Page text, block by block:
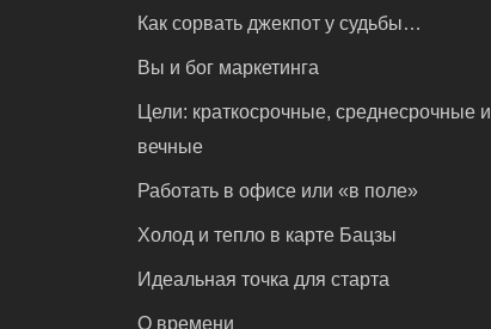
Как сорвать джекпот у судьбы…
Вы и бог маркетинга
Цели: краткосрочные, среднесрочные и
вечные
Работать в офисе или «в поле»
Холод и тепло в карте Бацзы
Идеальная точка для старта
О времени